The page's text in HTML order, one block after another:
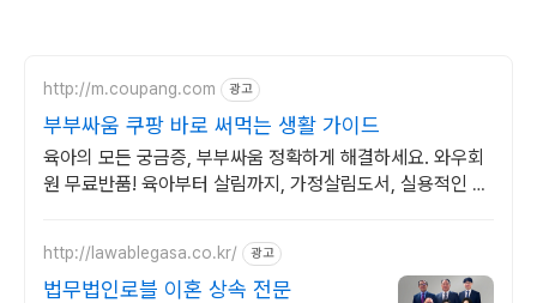
http://m.coupang.com 광고
부부싸움 쿠팡 바로 써먹는 생활 가이드
육아의 모든 궁금증, 부부싸움 정확하게 해결하세요. 와우회
원 무료반품! 육아부터 살림까지, 가정살림도서, 실용적인 팁
http://lawablegasa.co.kr/ 광고
법무법인로블 이혼 상속 전문